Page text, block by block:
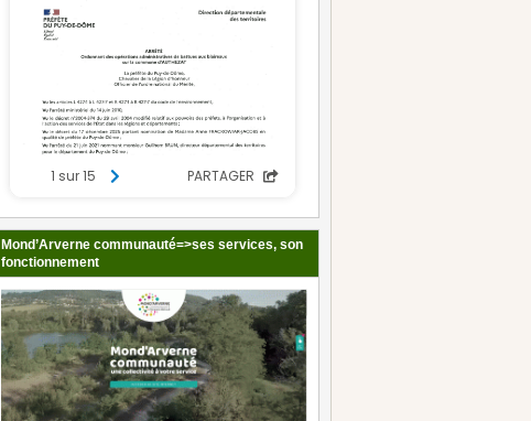
Mond’Arverne communauté=>ses services, son
fonctionnement